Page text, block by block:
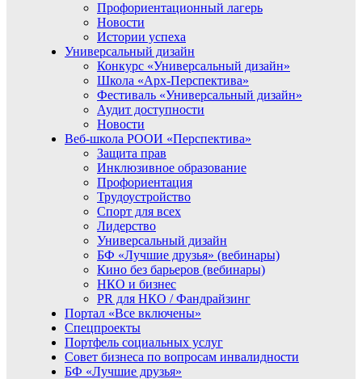
Профориентационный лагерь
Новости
Истории успеха
Универсальный дизайн
Конкурс «Универсальный дизайн»
Школа «Арх-Перспектива»
Фестиваль «Универсальный дизайн»
Аудит доступности
Новости
Веб-школа РООИ «Перспектива»
Защита прав
Инклюзивное образование
Профориентация
Трудоустройство
Спорт для всех
Лидерство
Универсальный дизайн
БФ «Лучшие друзья» (вебинары)
Кино без барьеров (вебинары)
НКО и бизнес
PR для НКО / Фандрайзинг
Портал «Все включены»
Спецпроекты
Портфель социальных услуг
Совет бизнеса по вопросам инвалидности
БФ «Лучшие друзья»